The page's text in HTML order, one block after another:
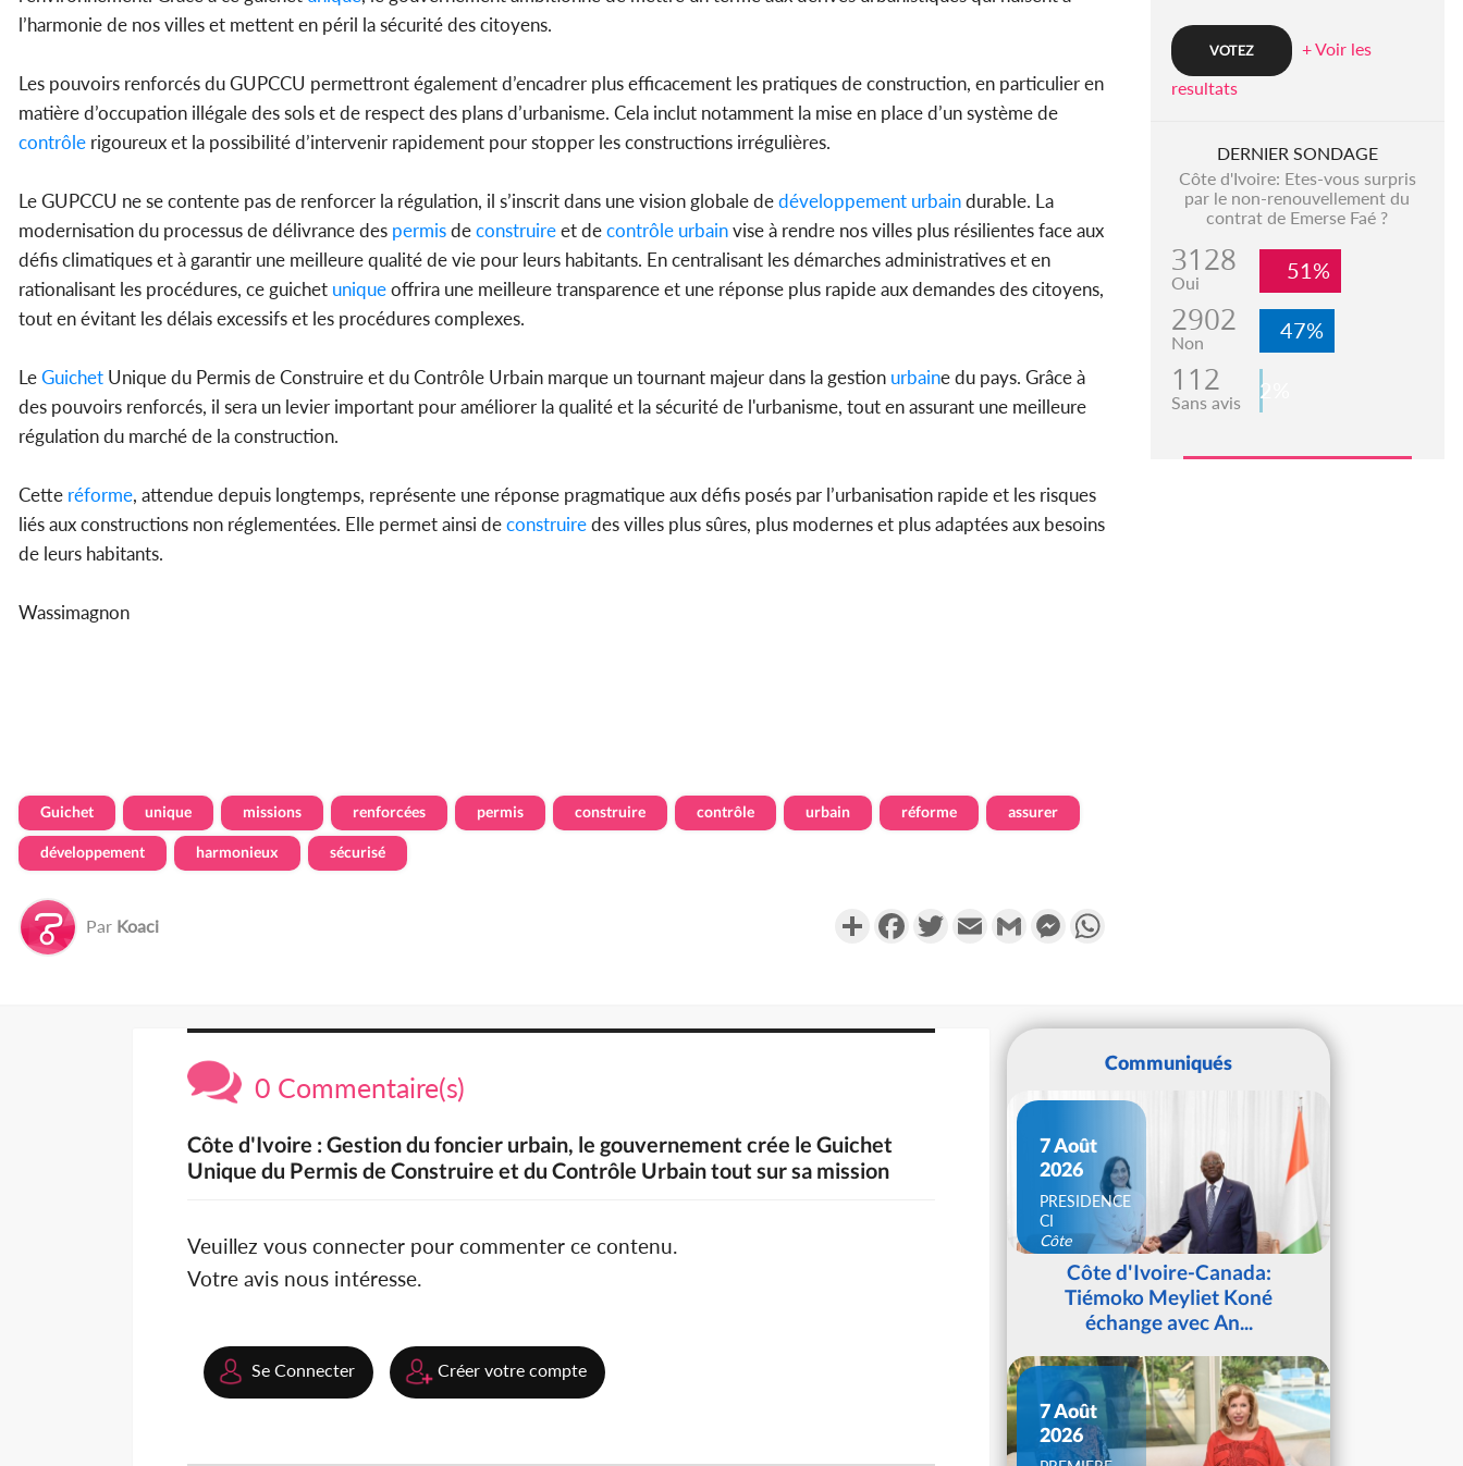
l’harmonie de nos villes et mettent en péril la sécurité des citoyens.
Les pouvoirs renforcés du GUPCCU permettront également d’encadrer plus efficacement les pratiques de construction, en particulier en
matière d’occupation illégale des sols et de respect des plans d’urbanisme. Cela inclut notamment la mise en place d’un système de
contrôle rigoureux et la possibilité d’intervenir rapidement pour stopper les constructions irrégulières.
Le GUPCCU ne se contente pas de renforcer la régulation, il s’inscrit dans une vision globale dedéveloppement urbaindurable. La
modernisation du processus de délivrance des permisdeconstruireet decontrôle urbainvise à rendre nos villes plus résilientes face aux
défis climatiques et à garantir une meilleure qualité de vie pour leurs habitants. En centralisant les démarches administratives et en
rationalisant les procédures, ce guichet uniqueoffrira une meilleure transparence et une réponse plus rapide aux demandes des citoyens,
tout en évitant les délais excessifs et les procédures complexes.
LeGuichet Unique du Permis de Construire et du Contrôle Urbain marque un tournant majeur dans la gestion urbaine du pays. Grâce à
des pouvoirs renforcés, il sera un levier important pour améliorer la qualité et la sécurité de l'urbanisme, tout en assurant une meilleure
régulation du marché de la construction.
Cette réforme, attendue depuis longtemps, représente une réponse pragmatique aux défis posés par l’urbanisation rapide et les risques
liés aux constructions non réglementées. Elle permet ainsi deconstruiredes villes plus sûres, plus modernes et plus adaptées aux besoins
de leurs habitants.
Wassimagnon
Guichet unique missions renforcées permis construire contrôle urbain réforme assurer
développement harmonieux sécurisé
Par Koaci PartagerFacebookTwitterEmail Gmail Messenger
+ Voir les
resultats
DERNIER SONDAGE
Côte d'Ivoire: Etes-vous surpris
par le non-renouvellement du
contrat de Emerse Faé ?
3128
Oui 51%
2902
Non 47%
112
Sans avis 2%
0 Commentaire(s)
Côte d'Ivoire : Gestion du foncier urbain, le gouvernement crée le Guichet
Unique du Permis de Construire et du Contrôle Urbain tout sur sa mission
Veuillez vous connecter pour commenter ce contenu.
Votre avis nous intéresse.
Se Connecter Créer votre compte
Communiqués
7 Août
2026
PRESIDENCE
CI
Côte
d'IvoireCôte d'Ivoire-Canada:
Tiémoko Meyliet Koné
échange avec An...
7 Août
2026